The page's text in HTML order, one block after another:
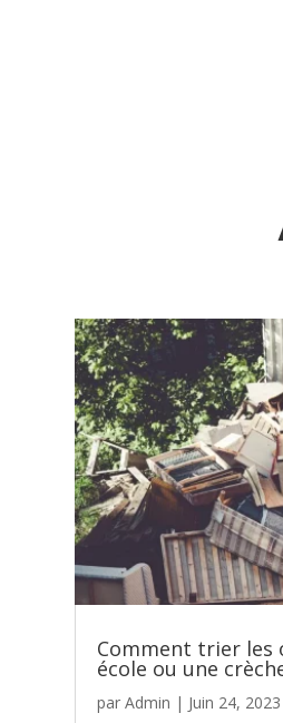
Comment trier les
école ou une
parAdmin | Juin 24, 2023